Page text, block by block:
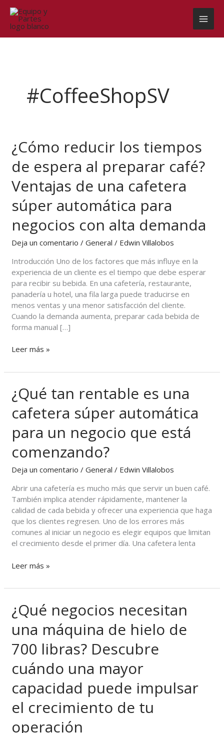
contenido
#CoffeeShopSV
¿Cómo reducir los tiempos
de espera al preparar café?
Ventajas de una cafetera
súper automática para
negocios con alta demanda
Deja un comentario /General / Edwin Villalobos
Introducción Uno de los factores que más influye en la
experiencia de un cliente es el tiempo que debe esperar
para recibir su bebida. En una cafetería, restaurante,
panadería u hotel, una fila larga puede traducirse en
menos ventas y una menor satisfacción del cliente.
Cuando la demanda aumenta, preparar cada bebida de
forma manual […]
¿Cómo
reducir
los
tiempos
de
al
café?
Ventajas
una
cafetera
súper
automática
para
negocios
con
demanda
Leer más »
¿Qué tan rentable es una
cafetera súper automática
para un negocio que está
comenzando?
Deja un comentario /General / Edwin Villalobos
Abrir una cafetería es mucho más que servir un buen café.
También implica atender rápidamente, mantener la
calidad de cada bebida y ofrecer una experiencia que haga
que los clientes regresen. Uno de los errores más
comunes al iniciar un negocio es elegir equipos que limitan
el crecimiento desde el primer día. Una cafetera lenta
¿Qué
tan
rentable
es
una
cafetera
súper
automática
para
un
negocio
que
está
comenzando?
Leer más »
¿Qué negocios necesitan
una máquina de hielo de
700 libras? Descubre
cuándo una mayor
capacidad puede impulsar
el crecimiento de tu
operación
¿Qué
negocios
necesitan
una
máquina
hielo
700
libras?
Descubre
cuándo